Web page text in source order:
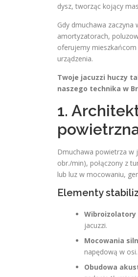
dysz, tworząc kojący
Gdy dmuchawa zaczyna
amortyzatorach,
oferujemy
urządzenia.
Twoje jacuzzi huczy
naszego technika w
1.
Dmuchawa powietrza w
obr./min), połączony z
lub luz w mocowaniu,
Elementy
Wibroizolatory
jacuzzi.
Mocowania
napędową w osi.
Obudowa